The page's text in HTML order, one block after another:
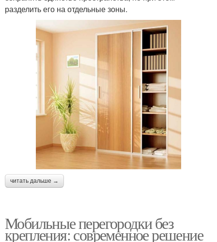
разделить его на отдельные зоны.
читать дальше →
Мобильные перегородки без
крепления: современное решение